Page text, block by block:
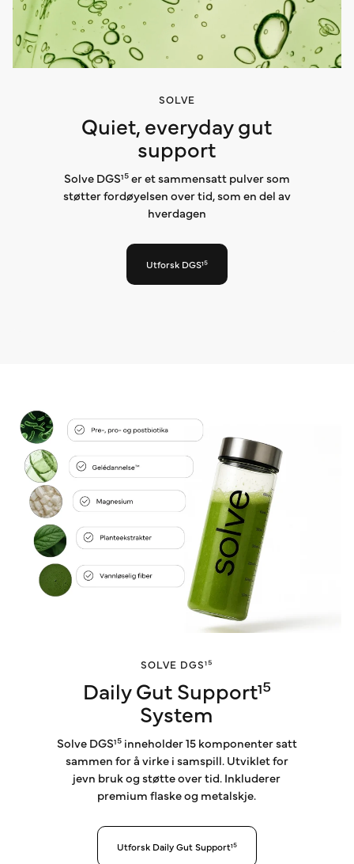
SOLVE
Quiet, everyday gut
support
Solve DGS¹⁵ er et sammensatt pulver som
støtter fordøyelsen over tid, som en del av
hverdagen
Utforsk DGS¹⁵
SOLVE DGS¹⁵
Daily Gut Support¹⁵
System
Solve DGS¹⁵ inneholder 15 komponenter satt
sammen for å virke i samspill. Utviklet for
jevn bruk og støtte over tid. Inkluderer
premium flaske og metalskje.
Utforsk Daily Gut Support¹⁵